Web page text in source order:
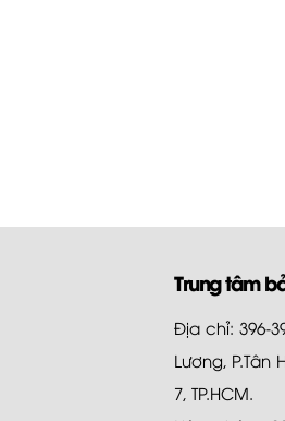
Trung tâm
Địa chỉ: 396-
Lương, P.Tân
7, TP.HCM.